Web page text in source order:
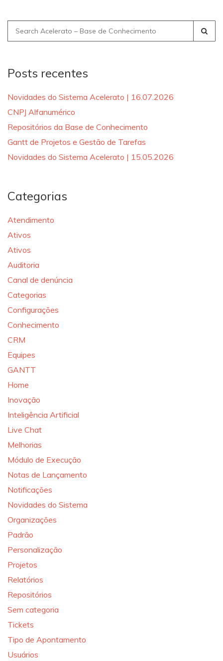
Search
for:
Posts recentes
Novidades do Sistema Acelerato | 16.07.2026
CNPJ Alfanumérico
Repositórios da Base de Conhecimento
Gantt de Projetos e Gestão de Tarefas
Novidades do Sistema Acelerato | 15.05.2026
Categorias
Atendimento
Ativos
Ativos
Auditoria
Canal de denúncia
Categorias
Configurações
Conhecimento
CRM
Equipes
GANTT
Home
Inovação
Inteligência Artificial
Live Chat
Melhorias
Módulo de Execução
Notas de Lançamento
Notificações
Novidades do Sistema
Organizações
Padrão
Personalização
Projetos
Relatórios
Repositórios
Sem categoria
Tickets
Tipo de Apontamento
Usuários